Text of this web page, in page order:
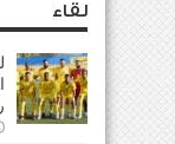
لقاء